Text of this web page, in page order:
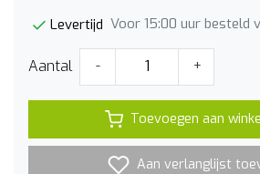
Levertijd Voor 15:00 uur besteld
Aantal - +
Toevoegen aan
Aan verlanglijst